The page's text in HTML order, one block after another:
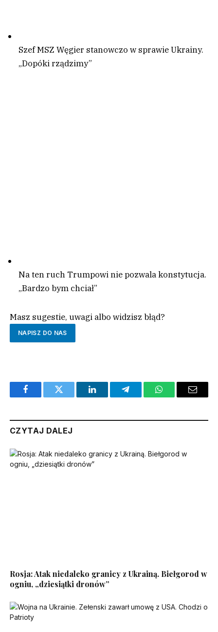
Szef MSZ Węgier stanowczo w sprawie Ukrainy.
„Dopóki rządzimy”
Na ten ruch Trumpowi nie pozwala konstytucja.
„Bardzo bym chciał”
Masz sugestie, uwagi albo widzisz błąd?
NAPISZ DO NAS
FacebookTwitter LinkedInTelegramWhatsAppEmail
CZYTAJ DALEJ
Rosja: Atak niedaleko granicy z Ukrainą. Biełgorod w
ogniu, „dziesiątki dronów”